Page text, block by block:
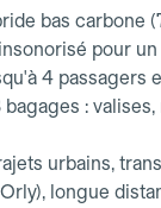
bas carbone
pour
4 passagers
:
urbains,
longue